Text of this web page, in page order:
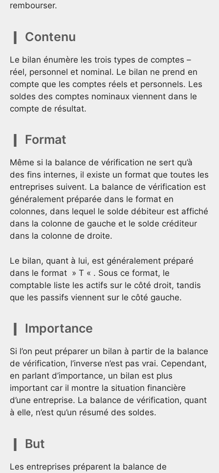
rembourser.
Contenu
Le bilan énumère les trois types de comptes –
réel, personnel et nominal. Le bilan ne prend en
compte que les comptes réels et personnels. Les
soldes des comptes nominaux viennent dans le
compte de résultat.
Format
Même si la balance de vérification ne sert qu’à
des fins internes, il existe un format que toutes les
entreprises suivent. La balance de vérification est
généralement préparée dans le format en
colonnes, dans lequel le solde débiteur est affiché
dans la colonne de gauche et le solde créditeur
dans la colonne de droite.
Le bilan, quant à lui, est généralement préparé
dans le format » T « . Sous ce format, le
comptable liste les actifs sur le côté droit, tandis
que les passifs viennent sur le côté gauche.
Importance
Si l’on peut préparer un bilan à partir de la balance
de vérification, l’inverse n’est pas vrai. Cependant,
en parlant d’importance, un bilan est plus
important car il montre la situation financière
d’une entreprise. La balance de vérification, quant
à elle, n’est qu’un résumé des soldes.
But
Les entreprises préparent la balance de